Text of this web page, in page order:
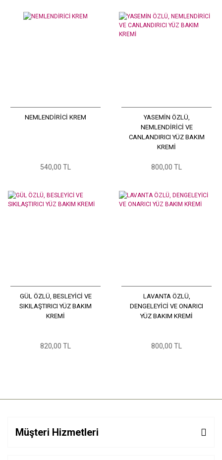
NEMLENDİRİCİ KREM
540,00 TL
YASEMİN ÖZLÜ,
NEMLENDİRİCİ VE
CANLANDIRICI YÜZ BAKIM
KREMİ
800,00 TL
GÜL ÖZLÜ, BESLEYİCİ VE
SIKILAŞTIRICI YÜZ BAKIM
KREMİ
820,00 TL
LAVANTA ÖZLÜ,
DENGELEYİCİ VE ONARICI
YÜZ BAKIM KREMİ
800,00 TL
Müşteri Hizmetleri